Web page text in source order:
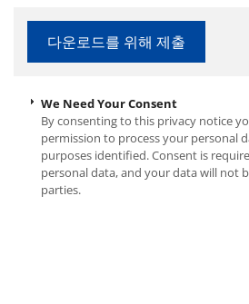
We Need Your Consent
By consenting to this privacy notice
permission to process your personal
purposes identified. Consent is
personal data, and your data will not
parties.